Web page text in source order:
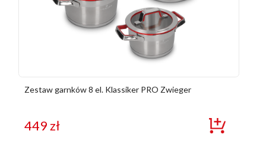
Zestaw garnków 8 el. Klassiker PRO Zwieger
449zł